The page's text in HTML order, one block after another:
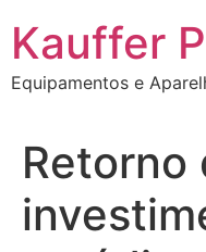
para
conteúdo
Kauffer
Equipamentos e
Retorno